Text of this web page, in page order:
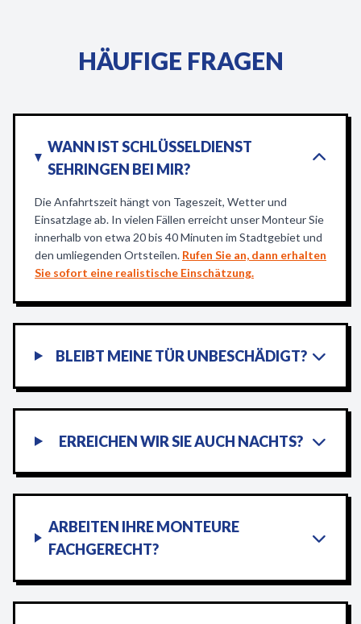
HÄUFIGE FRAGEN
WANN IST SCHLÜSSELDIENST
SEHRINGEN BEI MIR?
Die Anfahrtszeit hängt von Tageszeit, Wetter und
Einsatzlage ab. In vielen Fällen erreicht unser Monteur Sie
innerhalb von etwa 20 bis 40 Minuten im Stadtgebiet und
den umliegenden Ortsteilen. Rufen Sie an, dann erhalten
Sie sofort eine realistische Einschätzung.
BLEIBT MEINE TÜR UNBESCHÄDIGT?
ERREICHEN WIR SIE AUCH NACHTS?
ARBEITEN IHRE MONTEURE
FACHGERECHT?